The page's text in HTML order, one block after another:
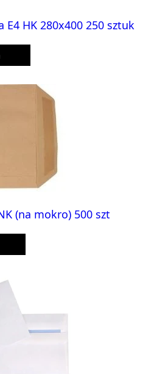
E4 HK 280x400 250 sztuk
(na mokro) 500 szt